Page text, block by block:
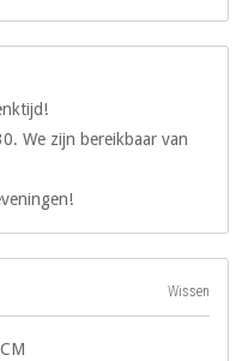
We zijn bereikbaar van
Wissen